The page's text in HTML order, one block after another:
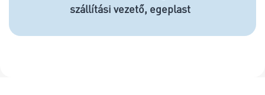
szállítási vezető, egeplast